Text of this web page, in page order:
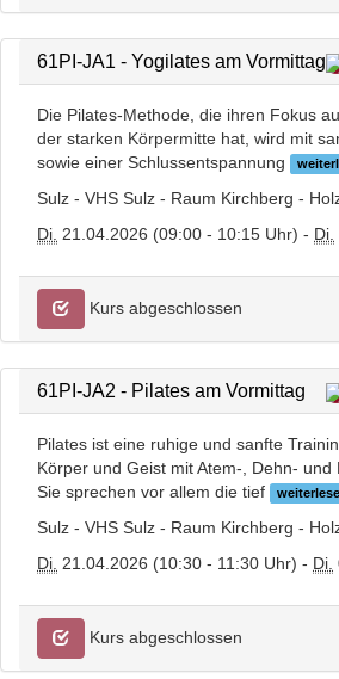
61PI-JA1 - Yogilates am Vormittag
Die Pilates-Methode, die ihren Fokus
der starken Körpermitte hat, wird mit
sowie einer Schlussentspannung
Sulz - VHS Sulz - Raum Kirchberg -
Di. 21.04.2026 (09:00 - 10:15 Uhr) - Di.
Kurs abgeschlossen
61PI-JA2 - Pilates am Vormittag
Pilates ist eine ruhige und sanfte
Körper und Geist mit Atem-, Dehn- und
Sie sprechen vor allem die tief
Sulz - VHS Sulz - Raum Kirchberg -
Di. 21.04.2026 (10:30 - 11:30 Uhr) - Di.
Kurs abgeschlossen